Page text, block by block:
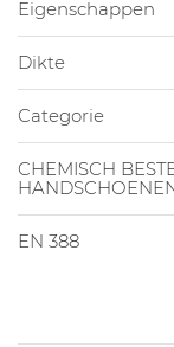
Eigenschappen
Dikte
Categorie
CHEMISCH
EN 388